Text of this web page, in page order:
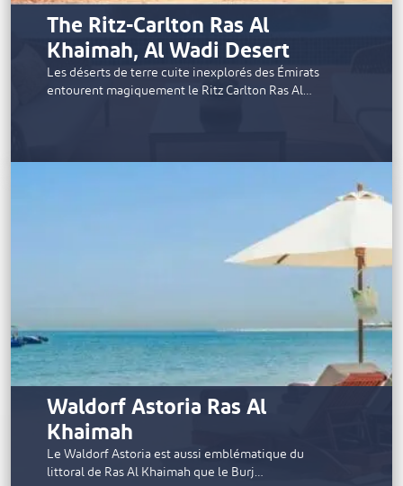
The Ritz-Carlton Ras Al
Khaimah, Al Wadi Desert
Les déserts de terre cuite inexplorés des Émirats
entourent magiquement le Ritz Carlton Ras Al…
Waldorf Astoria Ras Al
Khaimah
Le Waldorf Astoria est aussi emblématique du
littoral de Ras Al Khaimah que le Burj…